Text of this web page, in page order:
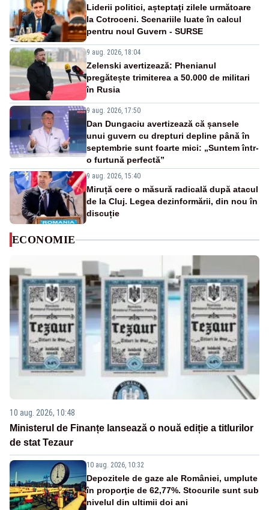
Liderii politici, așteptați zilele următoare
la Cotroceni. Scenariile luate în calcul
pentru noul Guvern - SURSE
9 aug. 2026, 18:04
Zelenski avertizează: Phenianul
pregătește trimiterea a 50.000 de militari
în Rusia
9 aug. 2026, 17:50
Dan Dungaciu avertizează că șansele
unui guvern cu drepturi depline până în
septembrie sunt foarte mici: „Suntem într-
o furtună perfectă”
9 aug. 2026, 15:40
Miruță cere o măsură radicală după atacul
de la Cluj. Legea dezinformării, din nou în
discuție
ECONOMIE
10 aug. 2026, 10:48
Ministerul de Finanțe lansează o nouă ediție a titlurilor
de stat Tezaur
10 aug. 2026, 10:32
Depozitele de gaze ale României, umplute
în proporţie de 62,77%. Stocurile sunt sub
nivelul din ultimii doi ani